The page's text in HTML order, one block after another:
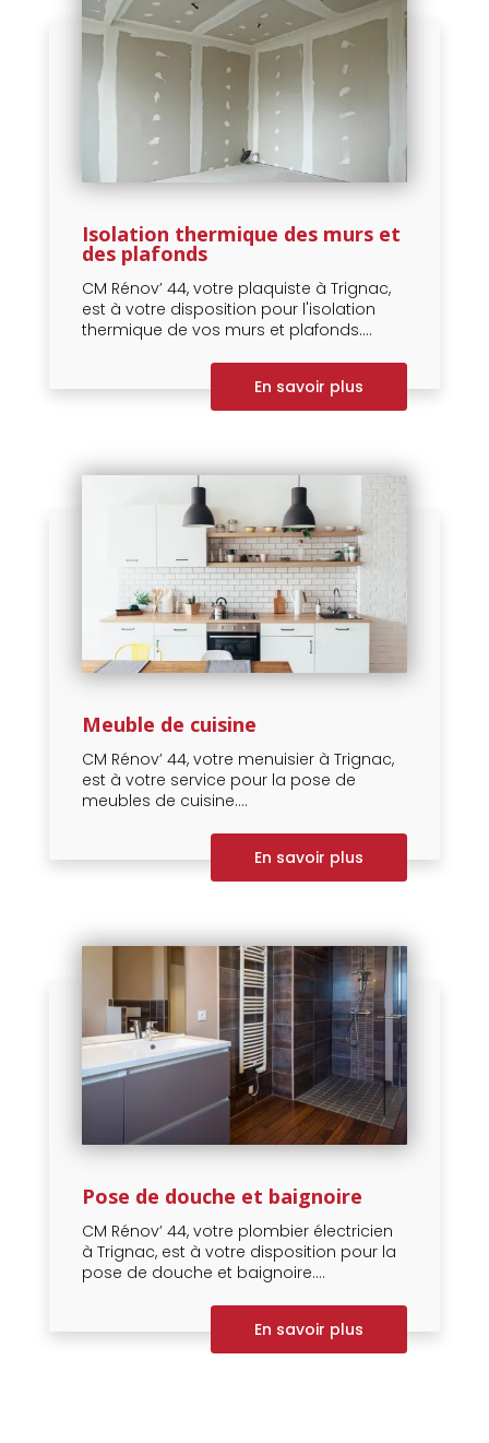
Isolation thermique des murs et
des plafonds
CM Rénov’ 44, votre plaquiste à Trignac,
est à votre disposition pour l'isolation
thermique de vos murs et plafonds....
En savoir plus
Meuble de cuisine
CM Rénov’ 44, votre menuisier à Trignac,
est à votre service pour la pose de
meubles de cuisine....
En savoir plus
Pose de douche et baignoire
CM Rénov’ 44, votre plombier électricien
à Trignac, est à votre disposition pour la
pose de douche et baignoire....
En savoir plus